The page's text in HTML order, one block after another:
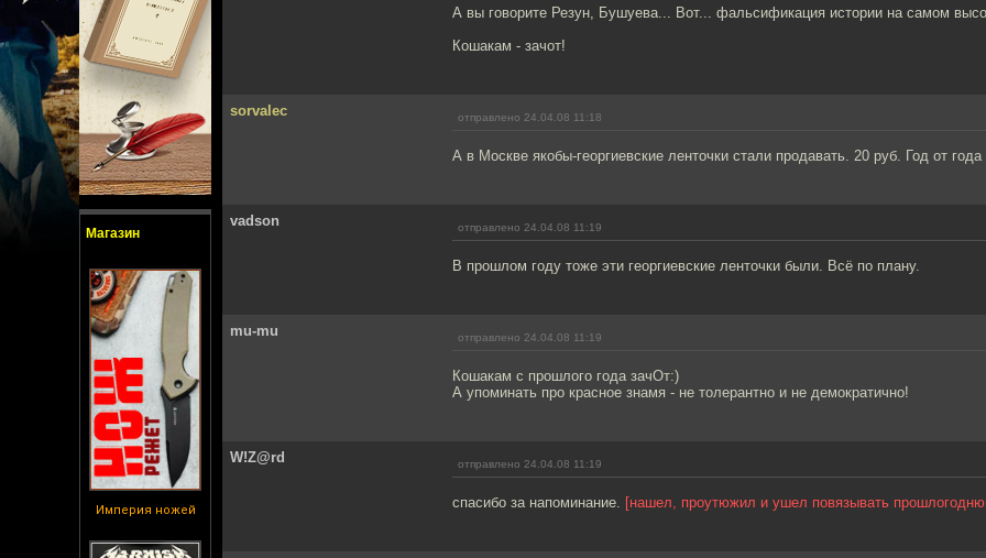
Магазин
Империя ножей
А вы говорите Резун, Бушуева... Вот... фальсификация истории на самом
Кошакам - зачот!
sorvalec отправлено 24.04.08 11:18
А в Москве якобы-георгиевские ленточки стали продавать. 20 руб. Год от
vadson отправлено 24.04.08 11:19
В прошлом году тоже эти георгиевские ленточки были. Всё по плану.
mu-mu отправлено 24.04.08 11:19
Кошакам с прошлого года зачОт:)
А упоминать про красное знамя - не толерантно и не демократично!
W!Z@rd отправлено 24.04.08 11:19
спасибо за напоминание. [нашел, проутюжил и ушел повязывать